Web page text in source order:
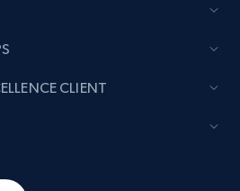
CLIENT